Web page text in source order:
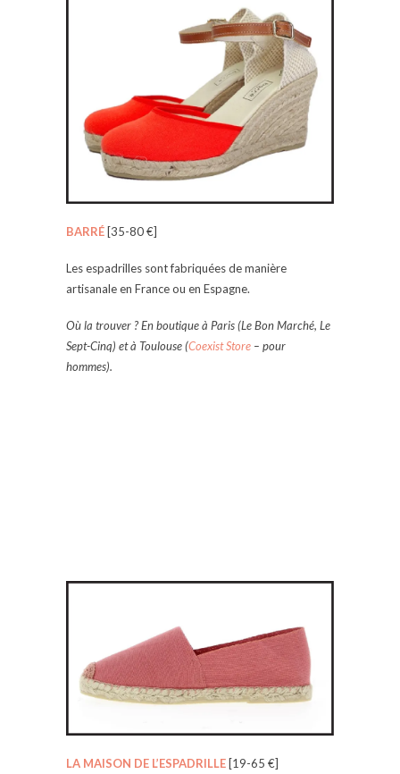
BARRÉ [35-80 €]
Les espadrilles sont fabriquées de manière
artisanale en France ou en Espagne.
Où la trouver ?En boutique à Paris (Le Bon Marché, Le
Sept-Cinq) et à Toulouse (Coexist Store – pour
hommes).
LA MAISON DE L’ESPADRILLE [19-65 €]